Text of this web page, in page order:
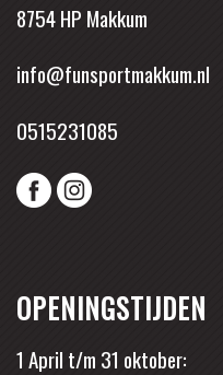
8754 HP Makkum
info@funsportmakkum.nl
0515231085
OPENINGSTIJDEN
1 April t/m 31 oktober: